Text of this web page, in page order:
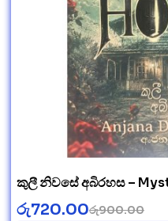
කුලී නිවසේ අබිරහස –
රු900.00
රු720.00